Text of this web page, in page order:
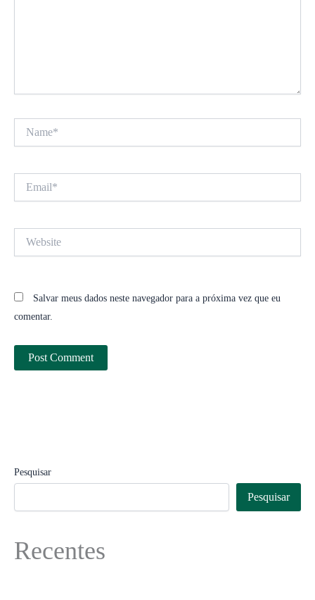
Salvar meus dados neste navegador para a próxima vez que eu
comentar.
Pesquisar
Pesquisar
Recentes